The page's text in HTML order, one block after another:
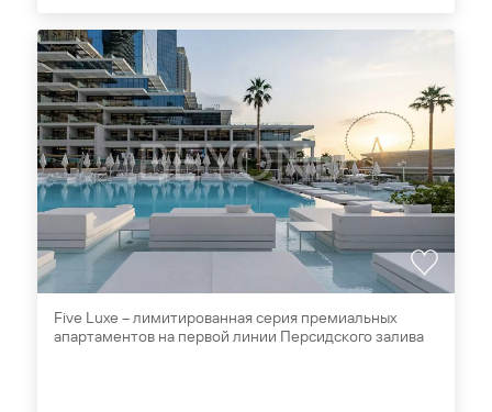
Five Luxe – лимитированная серия премиальных
апартаментов на первой линии Персидского залива